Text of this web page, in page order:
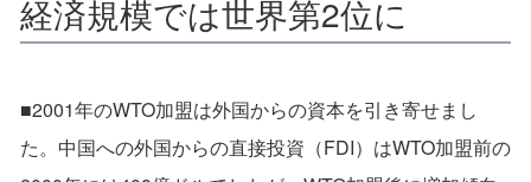
経済規模では世界第2位に
■2001年のWTO加盟は外国からの資本を引き寄せまし
た。中国への外国からの直接投資（FDI）はWTO加盟前の